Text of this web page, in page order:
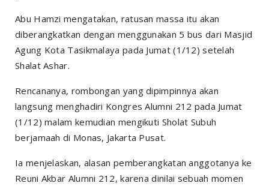
Abu Hamzi mengatakan, ratusan massa itu akan
diberangkatkan dengan menggunakan 5 bus dari Masjid
Agung Kota Tasikmalaya pada Jumat (1/12) setelah
Shalat Ashar.
Rencananya, rombongan yang dipimpinnya akan
langsung menghadiri Kongres Alumni 212 pada Jumat
(1/12) malam kemudian mengikuti Sholat Subuh
berjamaah di Monas, Jakarta Pusat.
Ia menjelaskan, alasan pemberangkatan anggotanya ke
Reuni Akbar Alumni 212, karena dinilai sebuah momen